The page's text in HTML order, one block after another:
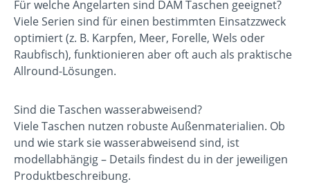
Für welche Angelarten sind DAM Taschen geeignet?
Viele Serien sind für einen bestimmten Einsatzzweck
optimiert (z. B. Karpfen, Meer, Forelle, Wels oder
Raubfisch), funktionieren aber oft auch als praktische
Allround-Lösungen.
Sind die Taschen wasserabweisend?
Viele Taschen nutzen robuste Außenmaterialien. Ob
und wie stark sie wasserabweisend sind, ist
modellabhängig – Details findest du in der jeweiligen
Produktbeschreibung.